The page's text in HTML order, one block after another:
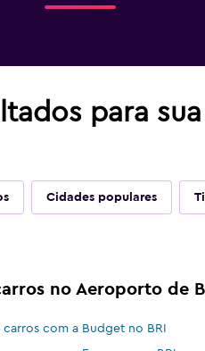
para
Cidades populares
no Aeroporto de
com a Budget no BRI